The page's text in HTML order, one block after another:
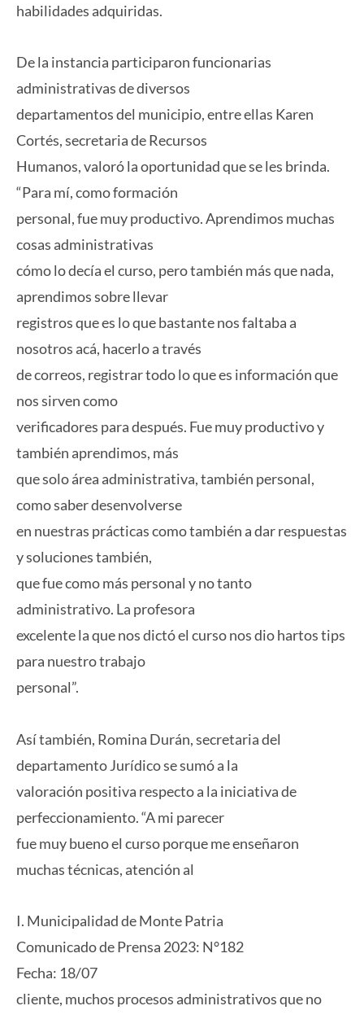
habilidades adquiridas.
De la instancia participaron funcionarias
administrativas de diversos
departamentos del municipio, entre ellas Karen
Cortés, secretaria de Recursos
Humanos, valoró la oportunidad que se les brinda.
“Para mí, como formación
personal, fue muy productivo. Aprendimos muchas
cosas administrativas
cómo lo decía el curso, pero también más que nada,
aprendimos sobre llevar
registros que es lo que bastante nos faltaba a
nosotros acá, hacerlo a través
de correos, registrar todo lo que es información que
nos sirven como
verificadores para después. Fue muy productivo y
también aprendimos, más
que solo área administrativa, también personal,
como saber desenvolverse
en nuestras prácticas como también a dar respuestas
y soluciones también,
que fue como más personal y no tanto
administrativo. La profesora
excelente la que nos dictó el curso nos dio hartos tips
para nuestro trabajo
personal”.
Así también, Romina Durán, secretaria del
departamento Jurídico se sumó a la
valoración positiva respecto a la iniciativa de
perfeccionamiento. “A mi parecer
fue muy bueno el curso porque me enseñaron
muchas técnicas, atención al
I. Municipalidad de Monte Patria
Comunicado de Prensa 2023: N°182
Fecha: 18/07
cliente, muchos procesos administrativos que no